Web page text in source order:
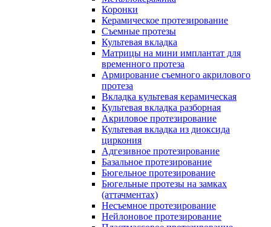
Коронки
Керамическое протезирование
Съемные протезы
Культевая вкладка
Матрицы на мини имплантат для
временного протеза
Армирование съемного акрилового
протеза
Вкладка культевая керамическая
Культевая вкладка разборная
Акриловое протезирование
Культевая вкладка из диоксида
циркония
Адгезивное протезирование
Базальное протезирование
Бюгельное протезирование
Бюгельные протезы на замках
(аттачментах)
Несъемное протезирование
Нейлоновое протезирование